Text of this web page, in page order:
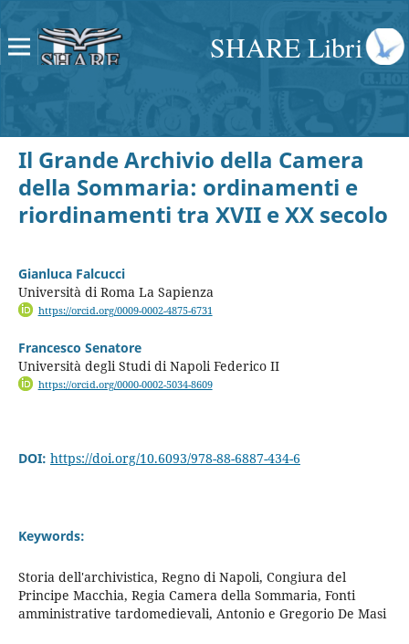
SHARE Libri
Il Grande Archivio della Camera
della Sommaria: ordinamenti e
riordinamenti tra XVII e XX secolo
Gianluca Falcucci
Università di Roma La Sapienza
https://orcid.org/0009-0002-4875-6731
Francesco Senatore
Università degli Studi di Napoli Federico II
https://orcid.org/0000-0002-5034-8609
DOI: https://doi.org/10.6093/978-88-6887-434-6
Keywords:
Storia dell'archivistica, Regno di Napoli, Congiura del
Principe Macchia, Regia Camera della Sommaria, Fonti
amministrative tardomedievali, Antonio e Gregorio De Masi